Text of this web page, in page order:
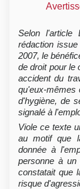
Selon
rédaction
2007, le
de droit pour le
accident du
qu'eux-mêmes
d'hygiène, de
signalé à
Viole ce texte
au motif que
donnée à
personne à un
constatait que
risque